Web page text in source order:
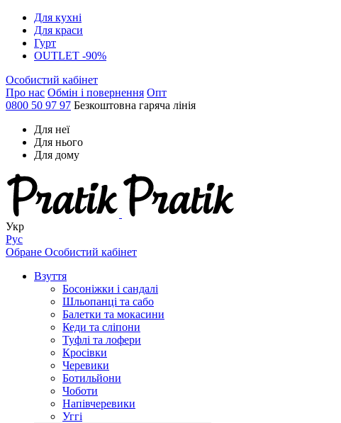
Для кухні
Для краси
Гурт
OUTLET -90%
Особистий кабінет
Про нас Обмін і повернення Опт
0800 50 97 97 Безкоштовна гаряча лінія
Для неї
Для нього
Для дому
Укр
Рус
Обране Особистий кабінет
Взуття
Босоніжки і сандалі
Шльопанці та сабо
Балетки та мокасини
Кеди та сліпони
Туфлі та лофери
Кросівки
Черевики
Ботильйони
Чоботи
Напівчеревики
Уггі